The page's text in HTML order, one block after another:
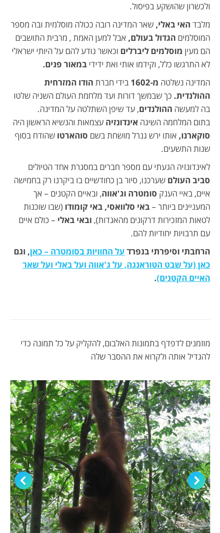
ולכשרון שהושקע בפיסול.
מלבד האי באלי, שאר המדינה רובה ככולה מוסלמית ובה מספר
המוסלמים הגדול בעולם, אבל למען האמת , מרבית התושבים
הם מעין מוסלמים ליברלים וכאשר נודע להם על היותי ישראלי
לא התרגשו כלל, וקידמו אותי ואת ידידי במאור פנים.
המדינה נשלטה מ-1602 בידי חברת הודו המזרחית
ההולנדית. כך שבמשך דורות ועד מלחמת העולם השניה שלטו
בה למעשה ההולנדים, עד שיפן השתלטה על המדינה.
בתום המלחמה השיגה אינדונזיה עצמאות והנשיא הראשון היה
סוקארנו, אותו ירש גנרל מושחת בשם סוהארטו שהודח בסוף
שנות התשעים.
לאינדונזיה הגעתי עם מספר חברים במסגרת אחד הטיולים
סביב העולם שערכנו, סיור בן כחודשיים בו ביקרנו רק בחמישה
איים, באיי הענק סומטרה וג'אווה, ובאיים הקטנים – אך
המעניינים ביותר –באי סלוואסי, באי קומודו (שבו שוכנות
לטאות המזכירות דרקונים מהאגדות), ובאי באלי – כולם איים
עם תרבויות יחודיות להם.
הרחבתי וסיפרתי בנפרד על החוויות בסומטרה – כאן, וגם
כאן (על שבט הטוראנגה, על ג'אווה ועל באלי ועל שאר
האיים הקטנים).
מוזמנים לדפדף בתמונות האלבום, להקליק על כל תמונה כדי
להגדיל אותה ולקרוא את ההסבר שלה